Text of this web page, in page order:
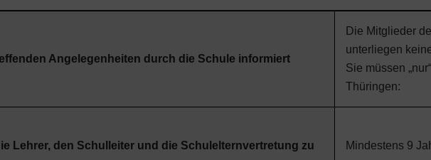
Angelegenheiten durch die Schule informiert
Die Mitglieder
unterliegen
Sie müssen
Thüringen:
Lehrer, den Schulleiter und die Schulelternvertretung zu
Mindestens 9